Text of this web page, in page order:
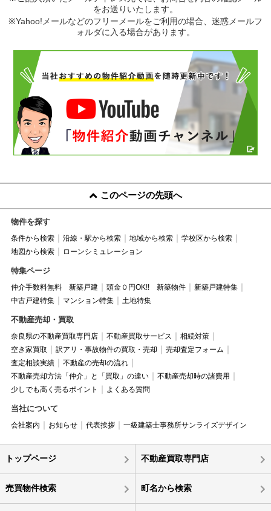
をお送りいたします。
※Yahoo!メールなどのフリーメールをご利用の場合、迷惑メールフ
ォルダに入る場合があります。
このページの先頭へ
物件を探す
条件から検索 沿線・駅から検索 地域から検索
学校区から検索
地図から検索
ローンシミュレーション
特集ページ
仲介手数料無料 新築戸建 頭金０円OK!! 新築物件
新築戸建特集
中古戸建特集
マンション特集 土地特集
不動産売却・買取
奈良県の不動産買取専門店 不動産買取サービス
相続対策
空き家買取
訳アリ・事故物件の買取・売却
売却査定フォーム
査定相談実績
不動産の売却の流れ
不動産売却方法「仲介」と「買取」の違い
不動産売却時の諸費用
少しでも高く売るポイント
よくある質問
当社について
会社案内 お知らせ 代表挨拶 一級建築士事務所サンライズデザイン
トップページ 不動産買取専門店
売買物件検索 町名から検索